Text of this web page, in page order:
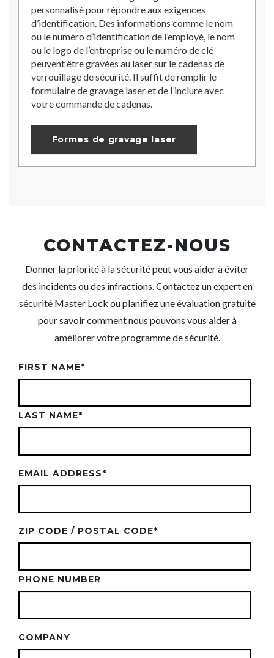
personnalisé pour répondre aux exigences
d’identification. Des informations comme le nom
ou le numéro d’identification de l’employé, le nom
ou le logo de l’entreprise ou le numéro de clé
peuvent être gravées au laser sur le cadenas de
verrouillage de sécurité. Il suffit de remplir le
formulaire de gravage laser et de l’inclure avec
votre commande de cadenas.
Formes de gravage laser
CONTACTEZ-NOUS
Donner la priorité à la sécurité peut vous aider à éviter
des incidents ou des infractions. Contactez un expert en
sécurité Master Lock ou planifiez une évaluation gratuite
pour savoir comment nous pouvons vous aider à
améliorer votre programme de sécurité.
FIRST NAME*
LAST NAME*
EMAIL ADDRESS*
ZIP CODE / POSTAL CODE*
PHONE NUMBER
COMPANY